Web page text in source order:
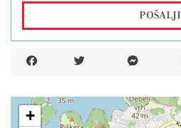
POŠALJI
+